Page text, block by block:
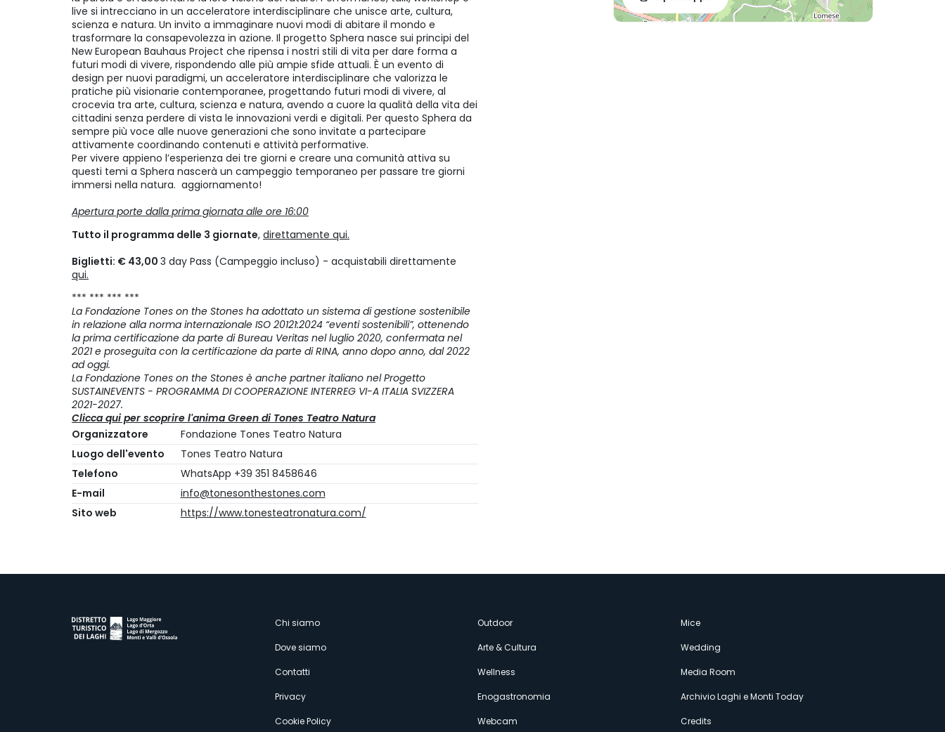
live si intrecciano in un acceleratore interdisciplinare che unisce arte, cultura,
scienza e natura. Un invito a immaginare nuovi modi di abitare il mondo e
trasformare la consapevolezza in azione. Il progetto Sphera nasce sui principi del
New European Bauhaus Project che ripensa i nostri stili di vita per dare forma a
futuri modi di vivere, rispondendo alle più ampie sfide attuali. È un evento di
design per nuovi paradigmi, un acceleratore interdisciplinare che valorizza le
pratiche più visionarie contemporanee, progettando futuri modi di vivere, al
crocevia tra arte, cultura, scienza e natura, avendo a cuore la qualità della vita dei
cittadini senza perdere di vista le innovazioni verdi e digitali. Per questo Sphera da
sempre più voce alle nuove generazioni che sono invitate a partecipare
attivamente coordinando contenuti e attività performative.
Per vivere appieno l’esperienza dei tre giorni e creare una comunità attiva su
questi temi a Sphera nascerà un campeggio temporaneo per passare tre giorni
immersi nella natura. aggiornamento!
Apertura porte dalla prima giornata alle ore 16:00
Tutto il programma delle 3 giornate, direttamente qui.
Biglietti: € 43,00 3 day Pass (Campeggio incluso) - acquistabili direttamente
qui.
*** *** *** ***
La Fondazione Tones on the Stones ha adottato un sistema di gestione sostenibile
in relazione alla norma internazionale ISO 20121:2024 “eventi sostenibili”, ottenendo
la prima certificazione da parte di Bureau Veritas nel luglio 2020, confermata nel
2021 e proseguita con la certificazione da parte di RINA, anno dopo anno, dal 2022
ad oggi.
La Fondazione Tones on the Stones è anche partner italiano nel Progetto
SUSTAINEVENTS - PROGRAMMA DI COOPERAZIONE INTERREG VI-A ITALIA SVIZZERA
2021-2027.
Clicca qui per scoprire l'anima Green di Tones Teatro Natura
Organizzatore
Fondazione Tones Teatro Natura
Luogo dell'evento
Tones Teatro Natura
Telefono
WhatsApp +39 351 8458646
E-mail
info@tonesonthestones.com
Sito web
https://www.tonesteatronatura.com/
Menù
secondario
Chi siamo
Dove siamo
Contatti
Privacy
Cookie Policy
Outdoor
Arte & Cultura
Wellness
Enogastronomia
Webcam
Mice
Wedding
Media Room
Archivio Laghi e Monti Today
Credits